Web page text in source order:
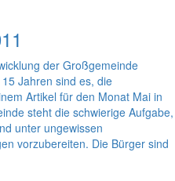
der Großgemeinde
Jahren sind es, die
Artikel für den Monat Mai in
steht die schwierige Aufgabe,
unter ungewissen
vorzubereiten. Die Bürger sind